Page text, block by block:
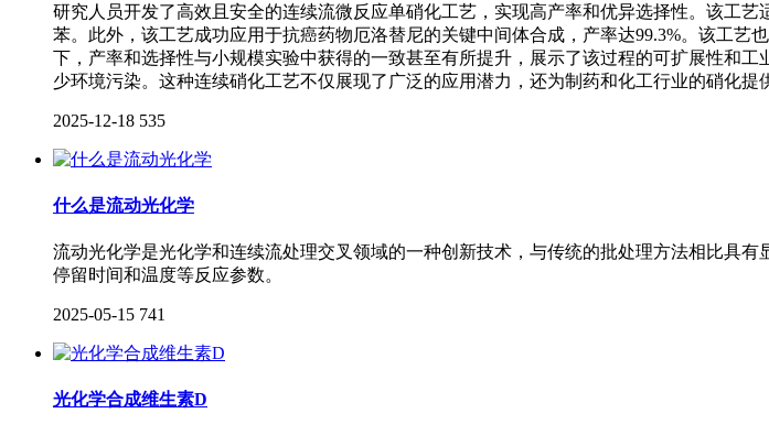
研究人员开发了高效且安全的连续流微反应单硝化工艺，实现高产率和优异选择性。该工
苯。此外，该工艺成功应用于抗癌药物厄洛替尼的关键中间体合成，产率达99.3%。该工
下，产率和选择性与小规模实验中获得的一致甚至有所提升，展示了该过程的可扩展性和
少环境污染。这种连续硝化工艺不仅展现了广泛的应用潜力，还为制药和化工行业的硝化提
2025-12-18 535
什么是流动光化学
流动光化学是光化学和连续流处理交叉领域的一种创新技术，与传统的批处理方法相比具
停留时间和温度等反应参数。
2025-05-15 741
光化学合成维生素D